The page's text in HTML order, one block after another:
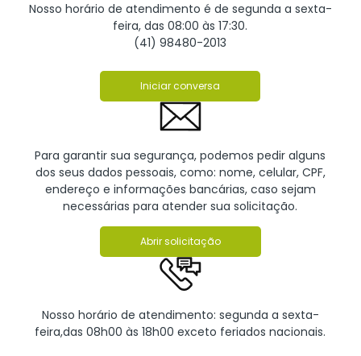
Nosso horário de atendimento é de segunda a sexta-
feira, das 08:00 às 17:30.
(41) 98480-2013
Iniciar conversa
Para garantir sua segurança, podemos pedir alguns
dos seus dados pessoais, como: nome, celular, CPF,
endereço e informações bancárias, caso sejam
necessárias para atender sua solicitação.
Abrir solicitação
Nosso horário de atendimento: segunda a sexta-
feira,das 08h00 às 18h00 exceto feriados nacionais.